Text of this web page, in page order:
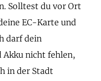
Solltest du vor Ort
EC-Karte und
darf dein
Akku nicht fehlen,
in der Stadt